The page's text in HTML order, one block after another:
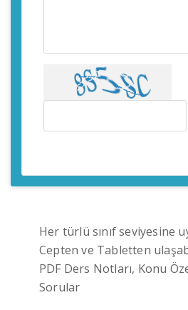
Her türlü sınıf seviyesine
Cepten ve Tabletten
PDF Ders Notları, Konu
Sorular